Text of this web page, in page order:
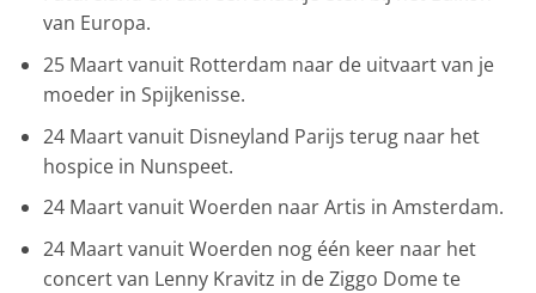
van Europa.
25 Maart vanuit Rotterdam naar de uitvaart van je
moeder in Spijkenisse.
24 Maart vanuit Disneyland Parijs terug naar het
hospice in Nunspeet.
24 Maart vanuit Woerden naar Artis in Amsterdam.
24 Maart vanuit Woerden nog één keer naar het
concert van Lenny Kravitz in de Ziggo Dome te